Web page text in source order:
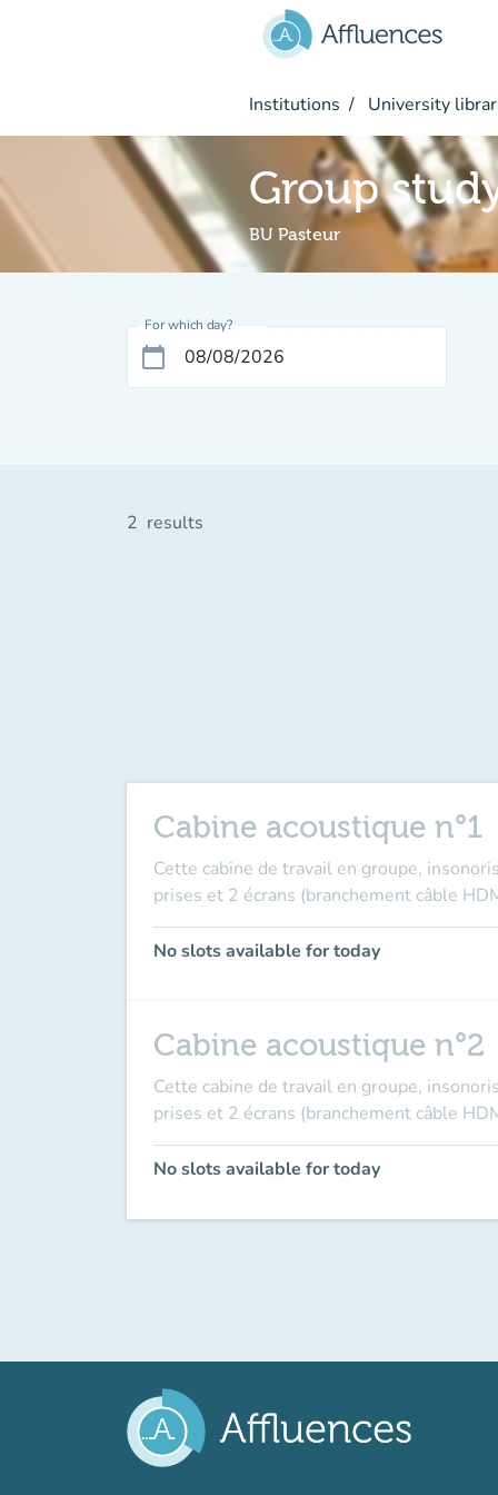
Institutions University
Group
BU Pasteur
For which day?
calendar_today
2 results
Cabine acoustique n°1
Cette cabine de travail en groupe,
prises et 2 écrans (branchement câble
No slots available for today
Cabine acoustique n°2
Cette cabine de travail en groupe,
prises et 2 écrans (branchement câble
No slots available for today